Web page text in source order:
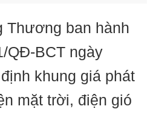
Thương ban hành
QĐ-BCT ngày
khung giá phát
mặt trời, điện gió